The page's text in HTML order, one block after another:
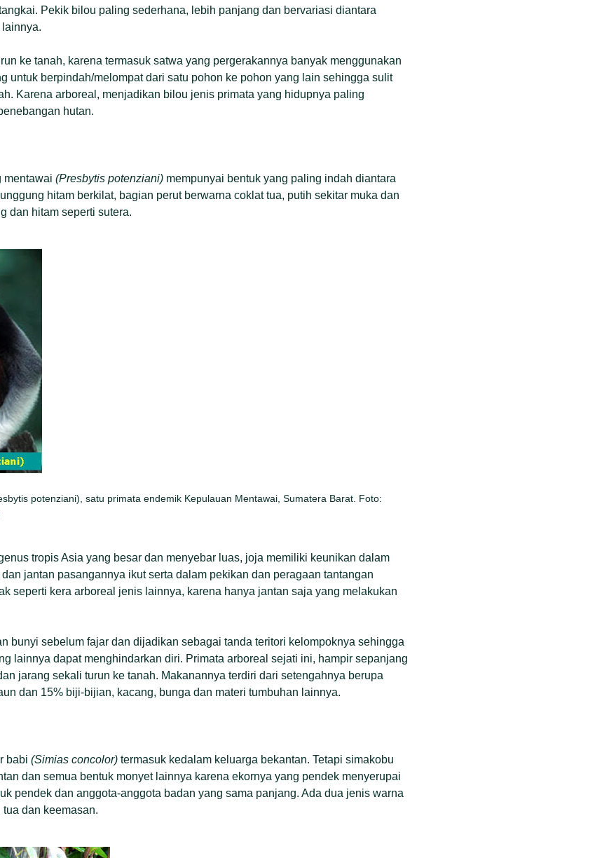
Pekik bilou paling sederhana, lebih panjang dan bervariasi diantara
ke tanah, karena termasuk satwa yang pergerakannya banyak menggunakan
untuk berpindah/melompat dari satu pohon ke pohon yang lain sehingga sulit
Karena arboreal, menjadikan bilou jenis primata yang hidupnya paling
hutan.
mentawai (Presbytis potenziani) mempunyai bentuk yang paling indah diantara
hitam berkilat, bagian perut berwarna coklat tua, putih sekitar muka dan
dan hitam seperti sutera.
potenziani), satu primata endemik Kepulauan Mentawai, Sumatera Barat. Foto:
tropis Asia yang besar dan menyebar luas, joja memiliki keunikan dalam
jantan pasangannya ikut serta dalam pekikan dan peragaan tantangan
seperti kera arboreal jenis lainnya, karena hanya jantan saja yang melakukan
bunyi sebelum fajar dan dijadikan sebagai tanda teritori kelompoknya sehingga
lainnya dapat menghindarkan diri. Primata arboreal sejati ini, hampir sepanjang
jarang sekali turun ke tanah. Makanannya terdiri dari setengahnya berupa
dan 15% biji-bijian, kacang, bunga dan materi tumbuhan lainnya.
babi (Simias concolor) termasuk kedalam keluarga bekantan. Tetapi simakobu
dan semua bentuk monyet lainnya karena ekornya yang pendek menyerupai
pendek dan anggota-anggota badan yang sama panjang. Ada dua jenis warna
dan keemasan.